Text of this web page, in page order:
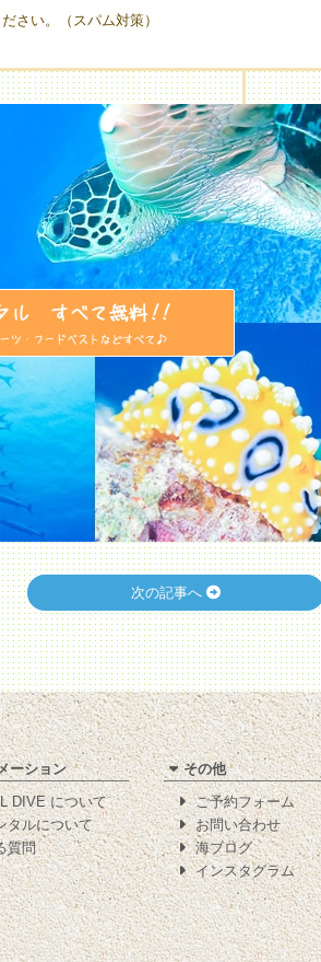
さい。（スパム対策）
次の記事へ
ーション
DIVE について
タルについて
質問
その他
ご予約フォーム
お問い合わせ
海ブログ
インスタグラム